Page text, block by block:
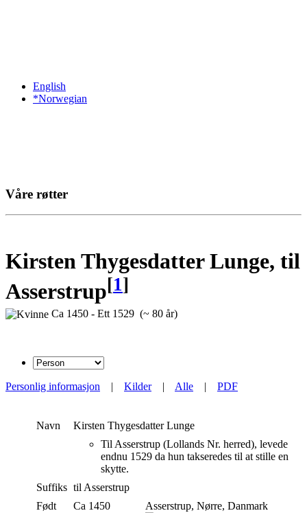
English
*Norwegian
Våre røtter
Kirsten Thygesdatter Lunge, til
Asserstrup[1]
Ca 1450 - Ett 1529 (~ 80 år)
Personlig informasjon | Kilder| Alle | PDF
Navn Kirsten Thygesdatter Lunge
Til Asserstrup (Lollands Nr. herred), levede
endnu 1529 da hun takseredes til at stille en
skytte.
Suffiks til Asserstrup
Født
Ca 1450 Asserstrup, Nørre, Danmark